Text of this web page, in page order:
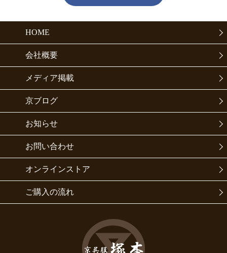
HOME
会社概要
メディア掲載
京ブログ
お知らせ
お問い合わせ
オンラインストア
ご購入の流れ